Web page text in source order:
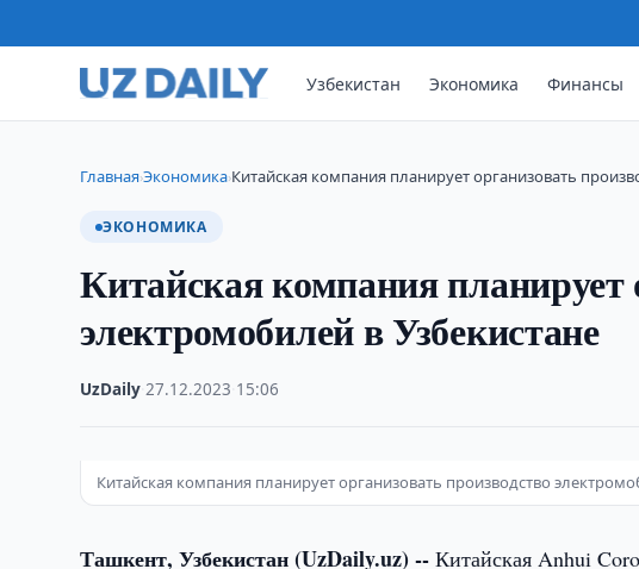
Узбекистан Экономика Финансы
Главная›Экономика›Китайская компания планирует организовать
ЭКОНОМИКА
Китайская компания планирует
электромобилей в Узбекистане
UzDaily ·27.12.2023 15:06
Китайская компания планирует организовать производство
Ташкент, Узбекистан (UzDaily.uz) -- Китайская Anhui